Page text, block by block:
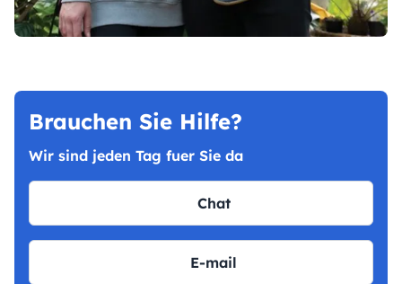
Brauchen Sie Hilfe?
Wir sind jeden Tag fuer Sie da
Chat
E-mail